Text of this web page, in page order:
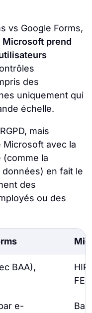
vs Google Forms,
Microsoft prend
des
uniquement qui
échelle.
mais
avec la
la
en fait le
des
ou des
BAA),
e-